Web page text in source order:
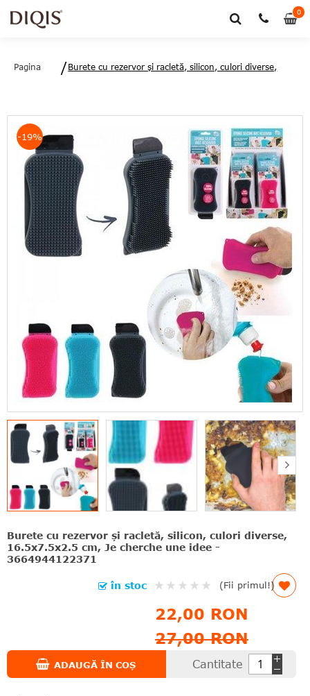
00
Pagina
Burete cu rezervor și racletă, silicon, culori diverse,
Burete cu rezervor și racletă, silicon, culori diverse,
16.5x7.5x2.5 cm, Je cherche une idee -
3664944122371
Rating:
(Fii primul!)
în stoc
22,00 RON
27,00 RON
Cantitate
ADAUGĂ ÎN COȘ
-19%